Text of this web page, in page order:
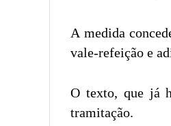
A medida
vale-refeição e
O texto, que já
tramitação.